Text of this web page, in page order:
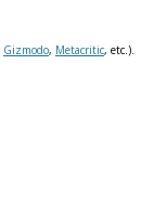
Gizmodo, Metacritic, etc.).